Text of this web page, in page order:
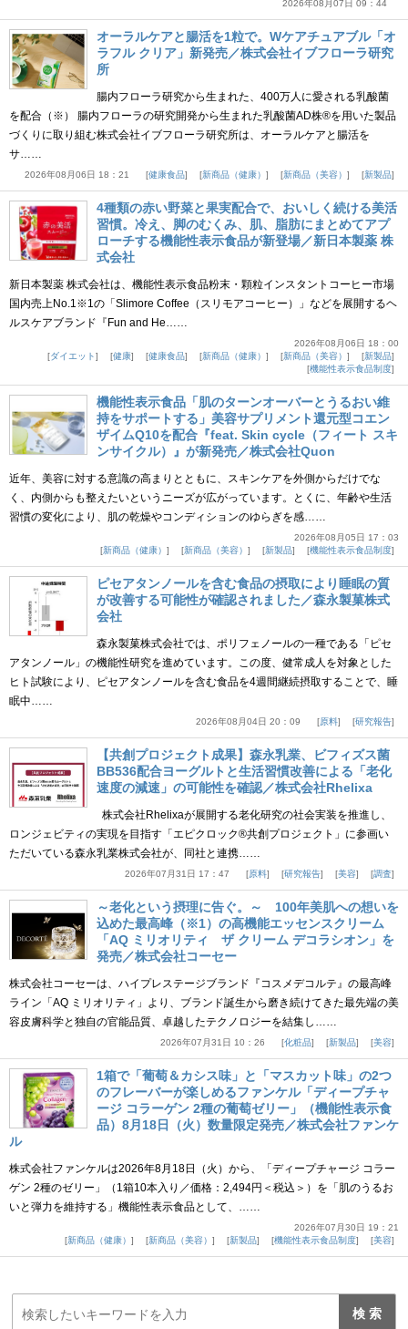
2026年08月07日 09：44
オーラルケアと腸活を1粒で。Wケアチュアブル「オ
ラフル クリア」新発売／株式会社イブフローラ研究
所
腸内フローラ研究から生まれた、400万人に愛される乳酸菌
を配合（※） 腸内フローラの研究開発から生まれた乳酸菌AD株®を用いた製品
づくりに取り組む株式会社イブフローラ研究所は、オーラルケアと腸活を
サ……
2026年08月06日 18：21 健康食品 新商品（健康） 新商品（美容） 新製品
4種類の赤い野菜と果実配合で、おいしく続ける美活
習慣。冷え、脚のむくみ、肌、脂肪にまとめてアプ
ローチする機能性表示食品が新登場／新日本製薬 株
式会社
新日本製薬 株式会社は、機能性表示食品粉末・顆粒インスタントコーヒー市場
国内売上No.1※1の「Slimore Coffee（スリモアコーヒー）」などを展開するヘ
ルスケアブランド『Fun and He……
2026年08月06日 18：00
ダイエット
健康 健康食品 新商品（健康） 新商品（美容）
新製品
機能性表示食品制度
機能性表示食品「肌のターンオーバーとうるおい維
持をサポートする」美容サプリメント還元型コエン
ザイムQ10を配合『feat. Skin cycle（フィート スキ
ンサイクル）』が新発売／株式会社Quon
近年、美容に対する意識の高まりとともに、スキンケアを外側からだけでな
く、内側からも整えたいというニーズが広がっています。とくに、年齢や生活
習慣の変化により、肌の乾燥やコンディションのゆらぎを感……
2026年08月05日 17：03
新商品（健康）
新商品（美容） 新製品 機能性表示食品制度
ピセアタンノールを含む食品の摂取により睡眠の質
が改善する可能性が確認されました／森永製菓株式
会社
森永製菓株式会社では、ポリフェノールの一種である「ピセ
アタンノール」の機能性研究を進めています。この度、健常成人を対象とした
ヒト試験により、ピセアタンノールを含む食品を4週間継続摂取することで、睡
眠中……
2026年08月04日 20：09 原料 研究報告
【共創プロジェクト成果】森永乳業、ビフィズス菌
BB536配合ヨーグルトと生活習慣改善による「老化
速度の減速」の可能性を確認／株式会社Rhelixa
株式会社Rhelixaが展開する老化研究の社会実装を推進し、
ロンジェビティの実現を目指す「エピクロック®共創プロジェクト」に参画い
ただいている森永乳業株式会社が、同社と連携……
2026年07月31日 17：47 原料 研究報告 美容 調査
～老化という摂理に告ぐ。～ 100年美肌への想いを
込めた最高峰（※1）の高機能エッセンスクリーム
「AQ ミリオリティ ザ クリーム デコラシオン」を
発売／株式会社コーセー
株式会社コーセーは、ハイプレステージブランド『コスメデコルテ』の最高峰
ライン「AQ ミリオリティ」より、ブランド誕生から磨き続けてきた最先端の美
容皮膚科学と独自の官能品質、卓越したテクノロジーを結集し……
2026年07月31日 10：26 化粧品 新製品 美容
1箱で「葡萄＆カシス味」と「マスカット味」の2つ
のフレーバーが楽しめるファンケル「ディープチャ
ージ コラーゲン 2種の葡萄ゼリー」（機能性表示食
品）8月18日（火）数量限定発売／株式会社ファンケ
ル
株式会社ファンケルは2026年8月18日（火）から、「ディープチャージ コラー
ゲン 2種のゼリー」（1箱10本入り／価格：2,494円＜税込＞）を「肌のうるお
いと弾力を維持する」機能性表示食品として、……
2026年07月30日 19：21
新商品（健康）
新商品（美容） 新製品 機能性表示食品制度 美容